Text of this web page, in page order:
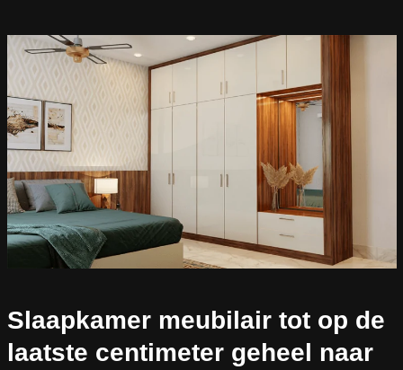
Slaapkamer meubilair tot op de
laatste centimeter geheel naar